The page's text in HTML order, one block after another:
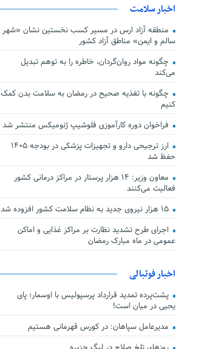
اخبار سلامت
منطقه آزاد ارس در مسیر کسب نخستین نشان «شهر
سالم و ایمن» مناطق آزاد کشور
چگونه مواد روان‌گردان، خاطره را به توهم تبدیل
می‌کند
چگونه با تغذیه صحیح در رمضان به سلامت بدن کمک
کنیم
فراخوان دوره کارآموزی فلوشیپ ژنومیکس منتشر شد
ارز ترجیحی دارو و تجهیزات پزشکی در بودجه ۱۴۰۵
حفظ شد
معاون وزیر: ۱۴ هزار پرستار در مراکز درمانی کشور
فعالیت می‌کنند
۱۵ هزار نیروی جدید به نظام سلامت کشور افزوده شد
اجرای طرح تشدید نظارت بر مراکز غذایی و اماکن
عمومی در ماه مبارک رمضان
اخبار فوتبالی
پشت‌پرده تمدید قرارداد پرسپولیس با اوسمار؛ پای
یحیی در میان است!
مدیرعامل سپاهان: در کورس قهرمانی هستیم